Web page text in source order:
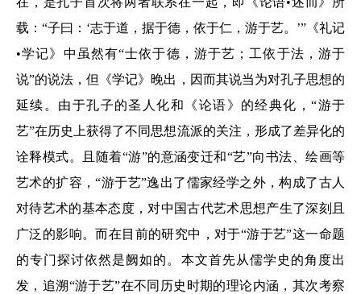
载：“子曰：‘志于道，据于德，依于仁，游于艺。’”《礼记
•学记》中虽然有“士依于德，游于艺；工依于法，游于
说”的说法，但《学记》晚出，因而其说当为对孔子思想的
延续。由于孔子的圣人化和《论语》的经典化，“游于
艺”在历史上获得了不同思想流派的关注，形成了差异化的
诠释模式。且随着“游”的意涵变迁和“艺”向书法、绘画等
艺术的扩容，“游于艺”逸出了儒家经学之外，构成了古人
对待艺术的基本态度，对中国古代艺术思想产生了深刻且
广泛的影响。而在目前的研究中，对于“游于艺”这一命题
的专门探讨依然是阙如的。本文首先从儒学史的角度出
发，追溯“游于艺”在不同历史时期的理论内涵，其次考察